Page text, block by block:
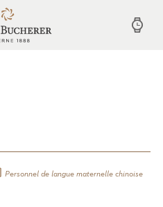
Personnel de langue maternelle chinoise